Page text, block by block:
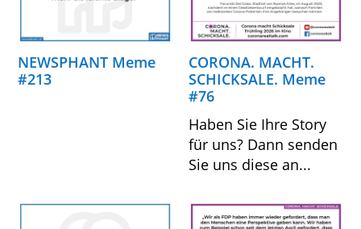
NEWSPHANT Meme
#213
CORONA. MACHT.
SCHICKSALE. Meme
#76
Haben Sie Ihre Story
für uns? Dann senden
Sie uns diese an...